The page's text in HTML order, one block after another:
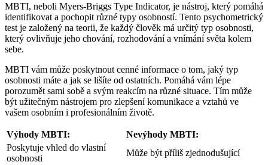
MBTI, neboli Myers-Briggs Type Indicator, je nástroj, který pomáhá
identifikovat a pochopit různé typy osobností. Tento psychometrický
test je založený na teorii, že každý člověk má určitý typ osobnosti,
který ovlivňuje jeho chování, rozhodování a vnímání světa kolem
sebe.
MBTI vám může poskytnout cenné informace o tom, jaký typ
osobnosti máte a jak se lišíte od ostatních. Pomáhá vám lépe
porozumět sami sobě a svým reakcím na různé situace. Tím může
být užitečným nástrojem pro zlepšení komunikace a vztahů ve
vašem osobním i profesionálním životě.
Výhody MBTI:
Nevýhody MBTI:
Poskytuje vhled do vlastní
osobnosti
Může být příliš zjednodušující